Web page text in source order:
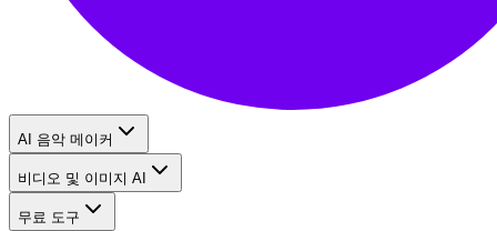
AI 음악 메이커
비디오 및 이미지 AI
무료 도구